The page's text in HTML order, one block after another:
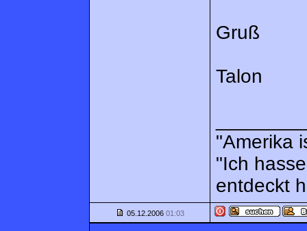
Gruß
Talon
"Amerika
"Ich
entdeckt
05.12.2006 01:03